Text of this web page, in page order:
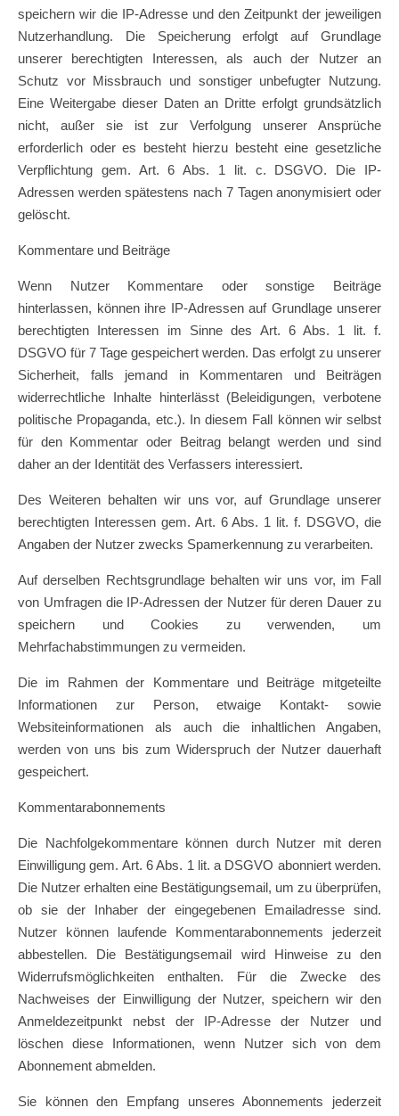
speichern wir die IP-Adresse und den Zeitpunkt der jeweiligen
Nutzerhandlung. Die Speicherung erfolgt auf Grundlage
unserer berechtigten Interessen, als auch der Nutzer an
Schutz vor Missbrauch und sonstiger unbefugter Nutzung.
Eine Weitergabe dieser Daten an Dritte erfolgt grundsätzlich
nicht, außer sie ist zur Verfolgung unserer Ansprüche
erforderlich oder es besteht hierzu besteht eine gesetzliche
Verpflichtung gem. Art. 6 Abs. 1 lit. c. DSGVO. Die IP-
Adressen werden spätestens nach 7 Tagen anonymisiert oder
gelöscht.
Kommentare und Beiträge
Wenn Nutzer Kommentare oder sonstige Beiträge
hinterlassen, können ihre IP-Adressen auf Grundlage unserer
berechtigten Interessen im Sinne des Art. 6 Abs. 1 lit. f.
DSGVO für 7 Tage gespeichert werden. Das erfolgt zu unserer
Sicherheit, falls jemand in Kommentaren und Beiträgen
widerrechtliche Inhalte hinterlässt (Beleidigungen, verbotene
politische Propaganda, etc.). In diesem Fall können wir selbst
für den Kommentar oder Beitrag belangt werden und sind
daher an der Identität des Verfassers interessiert.
Des Weiteren behalten wir uns vor, auf Grundlage unserer
berechtigten Interessen gem. Art. 6 Abs. 1 lit. f. DSGVO, die
Angaben der Nutzer zwecks Spamerkennung zu verarbeiten.
Auf derselben Rechtsgrundlage behalten wir uns vor, im Fall
von Umfragen die IP-Adressen der Nutzer für deren Dauer zu
speichern und Cookies zu verwenden, um
Mehrfachabstimmungen zu vermeiden.
Die im Rahmen der Kommentare und Beiträge mitgeteilte
Informationen zur Person, etwaige Kontakt- sowie
Websiteinformationen als auch die inhaltlichen Angaben,
werden von uns bis zum Widerspruch der Nutzer dauerhaft
gespeichert.
Kommentarabonnements
Die Nachfolgekommentare können durch Nutzer mit deren
Einwilligung gem. Art. 6 Abs. 1 lit. a DSGVO abonniert werden.
Die Nutzer erhalten eine Bestätigungsemail, um zu überprüfen,
ob sie der Inhaber der eingegebenen Emailadresse sind.
Nutzer können laufende Kommentarabonnements jederzeit
abbestellen. Die Bestätigungsemail wird Hinweise zu den
Widerrufsmöglichkeiten enthalten. Für die Zwecke des
Nachweises der Einwilligung der Nutzer, speichern wir den
Anmeldezeitpunkt nebst der IP-Adresse der Nutzer und
löschen diese Informationen, wenn Nutzer sich von dem
Abonnement abmelden.
Sie können den Empfang unseres Abonnements jederzeit